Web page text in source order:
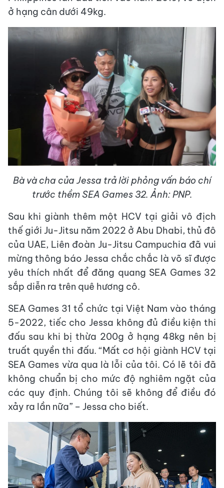
ở hạng cân dưới 49kg.
Bà và cha của Jessa trả lời phỏng vấn báo chí
trước thềm SEA Games 32. Ảnh: PNP.
Sau khi giành thêm một HCV tại giải vô địch
thế giới Ju-Jitsu năm 2022 ở Abu Dhabi, thủ đô
của UAE, Liên đoàn Ju-Jitsu Campuchia đã vui
mừng thông báo Jessa chắc chắc là võ sĩ được
yêu thích nhất để đăng quang SEA Games 32
sắp diễn ra trên quê hương cô.
SEA Games 31 tổ chức tại Việt Nam vào tháng
5-2022, tiếc cho Jessa không đủ điều kiện thi
đấu sau khi bị thừa 200g ở hạng 48kg nên bị
truất quyền thi đấu. “Mất cơ hội giành HCV tại
SEA Games vừa qua là lỗi của tôi. Có lẽ tôi đã
không chuẩn bị cho mức độ nghiêm ngặt của
các quy định. Chúng tôi sẽ không để điều đó
xảy ra lần nữa” – Jessa cho biết.